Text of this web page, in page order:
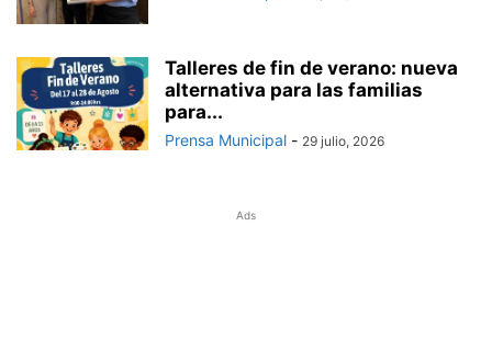
Talleres de fin de verano: nueva
alternativa para las familias
para...
Prensa Municipal - 29 julio, 2026
Ads